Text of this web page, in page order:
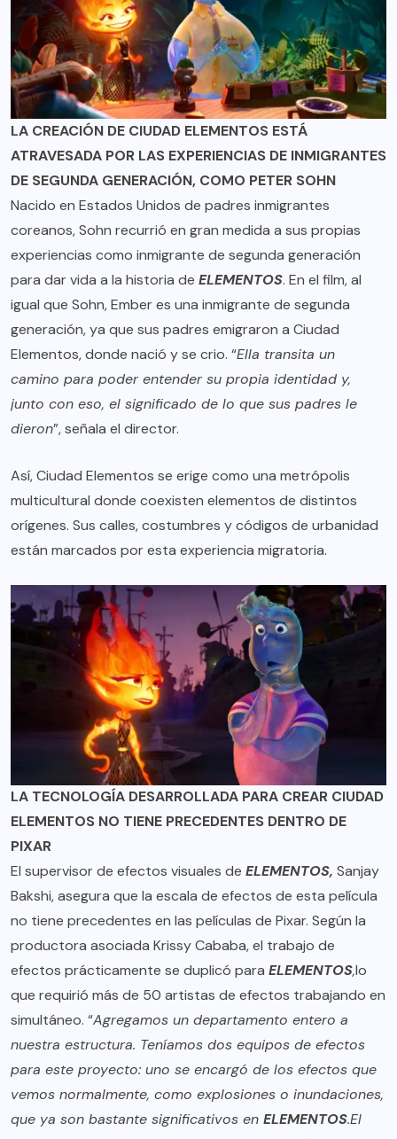
LA CREACIÓN DE CIUDAD ELEMENTOS ESTÁ
ATRAVESADA POR LAS EXPERIENCIAS DE INMIGRANTES
DE SEGUNDA GENERACIÓN, COMO PETER SOHN
Nacido en Estados Unidos de padres inmigrantes
coreanos, Sohn recurrió en gran medida a sus propias
experiencias como inmigrante de segunda generación
para dar vida a la historia de ELEMENTOS. En el film, al
igual que Sohn, Ember es una inmigrante de segunda
generación, ya que sus padres emigraron a Ciudad
Elementos, donde nació y se crio. “Ella transita un
camino para poder entender su propia identidad y,
junto con eso, el significado de lo que sus padres le
dieron”, señala el director.
Así, Ciudad Elementos se erige como una metrópolis
multicultural donde coexisten elementos de distintos
orígenes. Sus calles, costumbres y códigos de urbanidad
están marcados por esta experiencia migratoria.
LA TECNOLOGÍA DESARROLLADA PARA CREAR CIUDAD
ELEMENTOS NO TIENE PRECEDENTES DENTRO DE
PIXAR
El supervisor de efectos visuales de ELEMENTOS, Sanjay
Bakshi, asegura que la escala de efectos de esta película
no tiene precedentes en las películas de Pixar. Según la
productora asociada Krissy Cababa, el trabajo de
efectos prácticamente se duplicó para ELEMENTOS,lo
que requirió más de 50 artistas de efectos trabajando en
simultáneo. “Agregamos un departamento entero a
nuestra estructura. Teníamos dos equipos de efectos
para este proyecto: uno se encargó de los efectos que
vemos normalmente, como explosiones o inundaciones,
que ya son bastante significativos en ELEMENTOS.El